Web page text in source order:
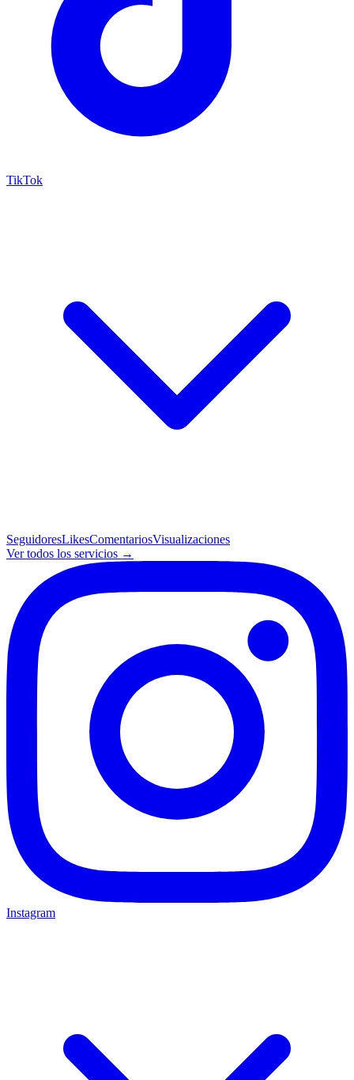
TikTok
SeguidoresLikesComentariosVisualizaciones
Ver todos los servicios →
Instagram